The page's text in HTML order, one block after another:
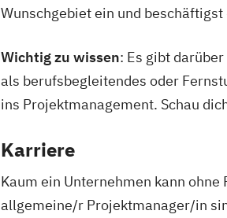
Wunschgebiet ein und
Wichtig zu wissen: Es gibt
als berufsbegleitendes oder
ins Projektmanagement. Schau
Karriere
Kaum ein Unternehmen kann
allgemeine/r Projektmanager/in